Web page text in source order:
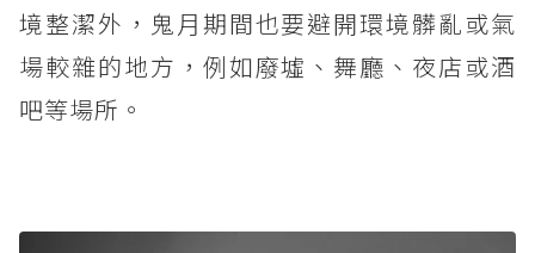
境整潔外，鬼月期間也要避開環境髒亂或氣
場較雜的地方，例如廢墟、舞廳、夜店或酒
吧等場所。